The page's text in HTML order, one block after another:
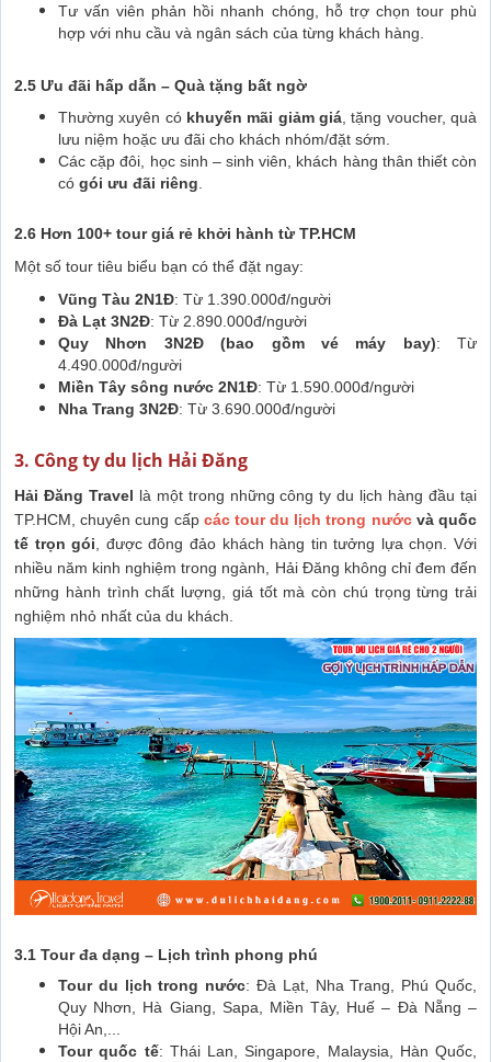
Tư vấn viên phản hồi nhanh chóng, hỗ trợ chọn tour phù
hợp với nhu cầu và ngân sách của từng khách hàng.
2.5 Ưu đãi hấp dẫn – Quà tặng bất ngờ
Thường xuyên có khuyến mãi giảm giá, tặng voucher, quà
lưu niệm hoặc ưu đãi cho khách nhóm/đặt sớm.
Các cặp đôi, học sinh – sinh viên, khách hàng thân thiết còn
có gói ưu đãi riêng.
2.6 Hơn 100+ tour giá rẻ khởi hành từ TP.HCM
Một số tour tiêu biểu bạn có thể đặt ngay:
Vũng Tàu 2N1Đ: Từ 1.390.000đ/người
Đà Lạt 3N2Đ: Từ 2.890.000đ/người
Quy Nhơn 3N2Đ (bao gồm vé máy bay): Từ
4.490.000đ/người
Miền Tây sông nước 2N1Đ: Từ 1.590.000đ/người
Nha Trang 3N2Đ: Từ 3.690.000đ/người
3. Công ty du lịch Hải Đăng
Hải Đăng Travel là một trong những công ty du lịch hàng đầu tại
TP.HCM, chuyên cung cấp các tour du lịch trong nướcvà quốc
tế trọn gói, được đông đảo khách hàng tin tưởng lựa chọn. Với
nhiều năm kinh nghiệm trong ngành, Hải Đăng không chỉ đem đến
những hành trình chất lượng, giá tốt mà còn chú trọng từng trải
nghiệm nhỏ nhất của du khách.
3.1 Tour đa dạng – Lịch trình phong phú
Tour du lịch trong nước: Đà Lạt, Nha Trang, Phú Quốc,
Quy Nhơn, Hà Giang, Sapa, Miền Tây, Huế – Đà Nẵng –
Hội An,...
Tour quốc tế: Thái Lan, Singapore, Malaysia, Hàn Quốc,